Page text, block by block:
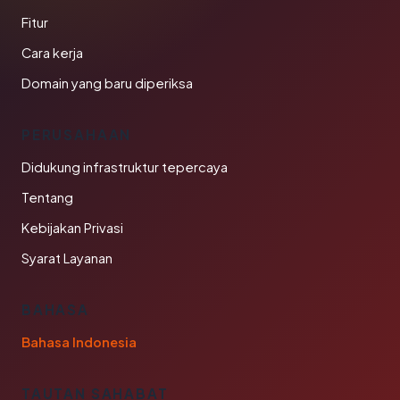
Fitur
Cara kerja
Domain yang baru diperiksa
PERUSAHAAN
Didukung infrastruktur tepercaya
Tentang
Kebijakan Privasi
Syarat Layanan
BAHASA
Bahasa Indonesia
TAUTAN SAHABAT